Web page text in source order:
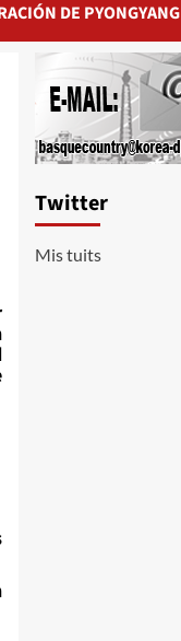
DE PYONGYANG
Twitter
Mis tuits